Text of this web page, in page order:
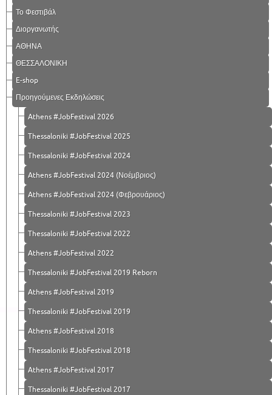
Το Φεστιβάλ
Διοργανωτής
ΑΘΗΝΑ
ΘΕΣΣΑΛΟΝΙΚΗ
E-shop
Προηγούμενες Εκδηλώσεις
Athens #JobFestival 2026
Thessaloniki #JobFestival 2025
Thessaloniki #JobFestival 2024
Athens #JobFestival 2024 (Νοέμβριος)
Athens #JobFestival 2024 (Φεβρουάριος)
Thessaloniki #JobFestival 2023
Thessaloniki #JobFestival 2022
Athens #JobFestival 2022
Thessaloniki #JobFestival 2019 Reborn
Athens #JobFestival 2019
Thessaloniki #JobFestival 2019
Athens #JobFestival 2018
Thessaloniki #JobFestival 2018
Athens #JobFestival 2017
Τhessaloniki #JobFestival 2017